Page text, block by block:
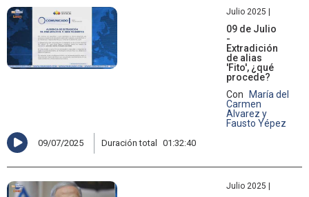
Julio 2025 |
09 de Julio
-
Extradición
de alias
'Fito', ¿qué
procede?
Con
María del
Carmen
Alvarez y
Fausto Yépez
09/07/2025 Duración total 01:32:40
Julio 2025 |